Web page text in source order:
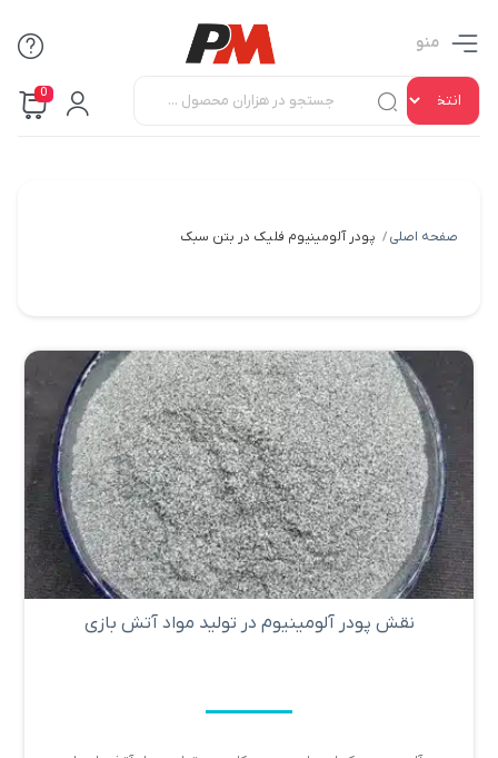
منو
0
صفحه اصلی / پودر آلومینیوم فلیک در بتن سبک
نقش پودر آلومینیوم در تولید مواد آتش بازی